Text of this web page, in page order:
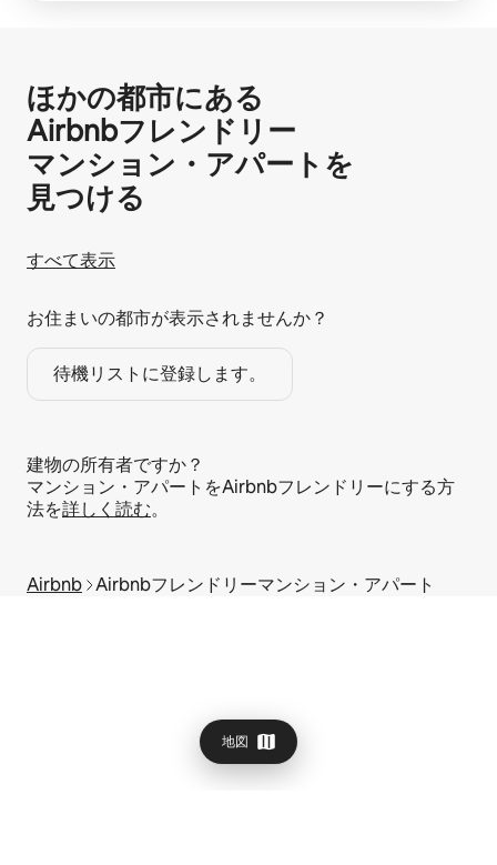
地図
ほかの都市にある
Airbnb⁠フ⁠レ⁠ン⁠ド⁠リ⁠ー
マ⁠ン⁠シ⁠ョ⁠ン⁠・ア⁠パ⁠ー⁠ト⁠を
見⁠つ⁠け⁠る
すべて表示
お住まいの都市が表示されませんか？
待機リストに登録します。
建物の所有者ですか？
マンション・アパートをAirbnbフレンドリーにする方
法を詳しく読む。
Airbnb Airbnbフレンドリーマンション・アパート